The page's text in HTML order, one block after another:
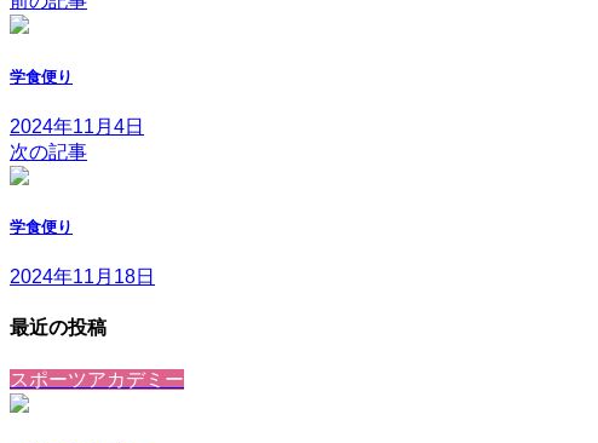
学食便り
2024年11月4日
次の記事
学食便り
2024年11月18日
最近の投稿
スポーツアカデミー